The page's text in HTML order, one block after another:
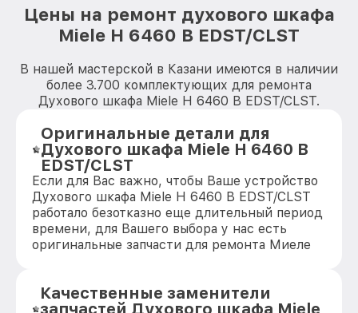
Цены на ремонт духового шкафа
Miele H 6460 B EDST/CLST
В нашей мастерской в Казани имеются в наличии
более 3.700 комплектующих для ремонта
Духового шкафа Miele H 6460 B EDST/CLST.
Оригинальные детали для
Духового шкафа Miele H 6460 B
EDST/CLST
Если для Вас важно, чтобы Ваше устройство
Духового шкафа Miele H 6460 B EDST/CLST
работало безотказно еще длительный период
времени, для Вашего выбора у нас есть
оригинальные запчасти для ремонта Миеле
Качественные заменители
запчастей Духового шкафа Miele